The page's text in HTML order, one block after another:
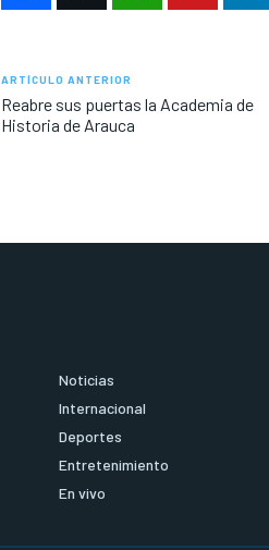
ARTÍCULO ANTERIOR
Reabre sus puertas la Academia de
Historia de Arauca
Noticias
Internacional
Deportes
Entretenimiento
En vivo